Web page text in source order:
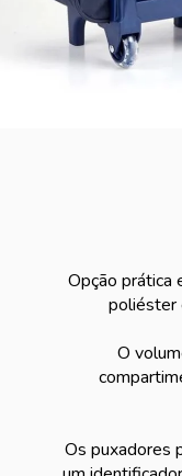
Opção prática
poliéster
O
Os puxadores